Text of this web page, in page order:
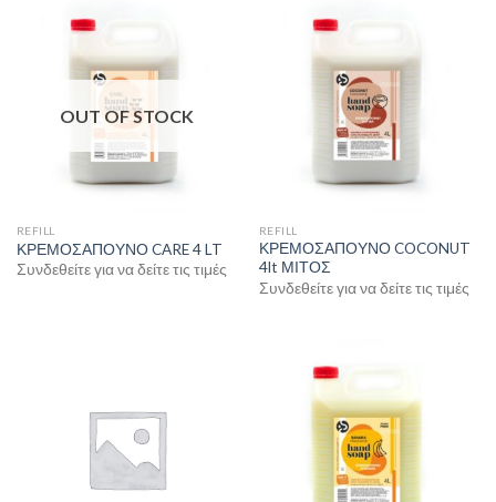
OUT OF STOCK
REFILL
ΚΡΕΜΟΣΑΠΟΥΝΟ CARE 4 LT
Συνδεθείτε για να δείτε τις τιμές
REFILL
ΚΡΕΜΟΣΑΠΟΥΝΟ COCONUT
4lt ΜΙΤΟΣ
Συνδεθείτε για να δείτε τις τιμές